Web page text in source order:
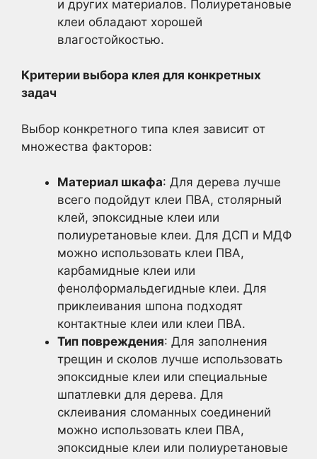
и других материалов. Полиуретановые
клеи обладают хорошей
влагостойкостью.
Критерии выбора клея для конкретных
задач
Выбор конкретного типа клея зависит от
множества факторов:
Материал шкафа: Для дерева лучше
всего подойдут клеи ПВА, столярный
клей, эпоксидные клеи или
полиуретановые клеи. Для ДСП и МДФ
можно использовать клеи ПВА,
карбамидные клеи или
фенолформальдегидные клеи. Для
приклеивания шпона подходят
контактные клеи или клеи ПВА.
Тип повреждения: Для заполнения
трещин и сколов лучше использовать
эпоксидные клеи или специальные
шпатлевки для дерева. Для
склеивания сломанных соединений
можно использовать клеи ПВА,
эпоксидные клеи или полиуретановые